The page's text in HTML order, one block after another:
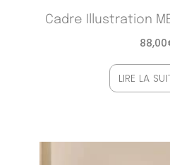
Cadre Illustration
88,00
LIRE LA